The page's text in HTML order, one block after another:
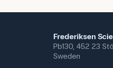
Frederiksen
Pb130, 452 23
Sweden